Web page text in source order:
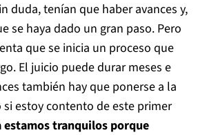
duda, tenían que haber avances y,
se haya dado un gran paso. Pero
que se inicia un proceso que
El juicio puede durar meses e
también hay que ponerse a la
si estoy contento de este primer
estamos tranquilos porque